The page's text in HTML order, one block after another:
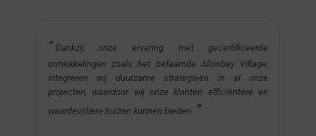
Dankzij onze ervaring met gecertificeerde
ontwikkelingen zoals het befaamde Allonbay Village,
integreren wij duurzame strategieën in al onze
projecten, waardoor wij onze klanten efficiëntere en
waardevollere huizen kunnen bieden.